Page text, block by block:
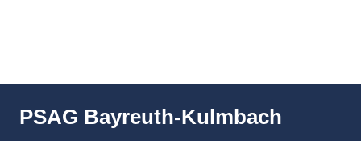
PSAG Bayreuth-Kulmbach